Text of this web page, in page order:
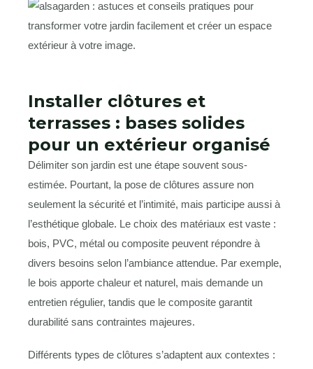
Installer clôtures et
terrasses : bases solides
pour un extérieur organisé
Délimiter son jardin est une étape souvent sous-
estimée. Pourtant, la pose de clôtures assure non
seulement la sécurité et l’intimité, mais participe aussi à
l’esthétique globale. Le choix des matériaux est vaste :
bois, PVC, métal ou composite peuvent répondre à
divers besoins selon l’ambiance attendue. Par exemple,
le bois apporte chaleur et naturel, mais demande un
entretien régulier, tandis que le composite garantit
durabilité sans contraintes majeures.
Différents types de clôtures s’adaptent aux contextes :